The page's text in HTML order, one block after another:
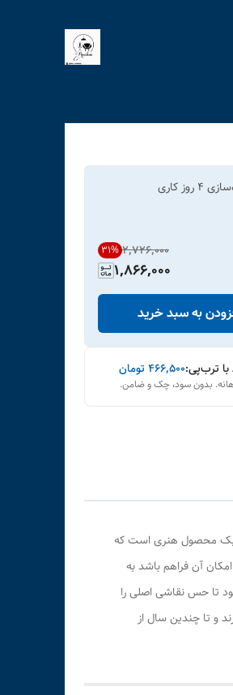
4 روز کاری
۲٬۷۲۶٬۰۰۰ 31%
1,866,000
به سبد خرید
ترب‌پی:۴۶۶٬۵۰۰ تومان
یک محصول هنری است که
آن فراهم باشد به
تا حس نقاشی اصلی را
و تا چندین سال از